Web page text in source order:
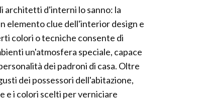
architetti d'interni lo sanno: la
elemento clue dell'interior design e
colori o tecniche consente di
un'atmosfera speciale, capace
dei padroni di casa. Oltre
dei possessori dell'abitazione,
e i colori scelti per verniciare